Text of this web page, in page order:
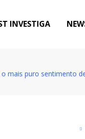
INVESTIGA
o mais puro sentimento